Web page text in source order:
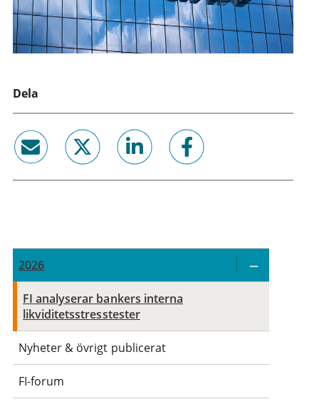
Dela
2026
FI analyserar bankers interna
likviditetsstresstester
Nyheter & övrigt publicerat
FI-forum